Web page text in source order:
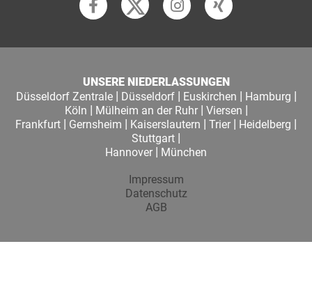
UNSERE NIEDERLASSUNGEN
Düsseldorf Zentrale| Düsseldorf| Euskirchen | Hamburg |
Köln | Mülheim an der Ruhr| Viersen |
Frankfurt | Gernsheim | Kaiserslautern | Trier | Heidelberg |
Stuttgart |
Hannover | München
Impressum
Datenschutz
AGB